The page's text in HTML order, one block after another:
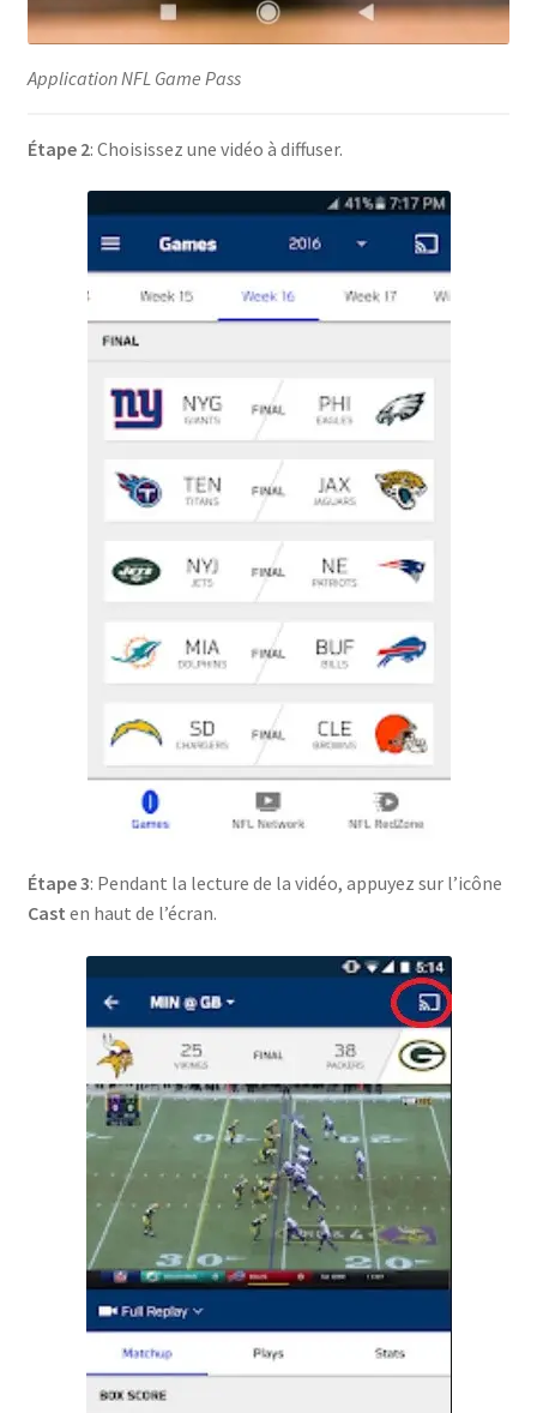
Application NFL Game Pass
Étape 2: Choisissez une vidéo à diffuser.
Étape 3: Pendant la lecture de la vidéo, appuyez sur l’icône
Cast en haut de l’écran.